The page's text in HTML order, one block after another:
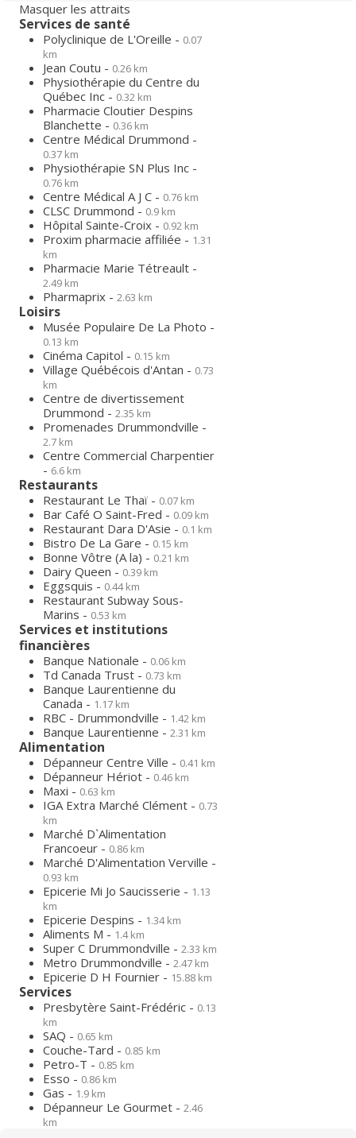
Masquer les attraits
Services de santé
Polyclinique de L'Oreille - 0.07
km
Jean Coutu - 0.26 km
Physiothérapie du Centre du
Québec Inc - 0.32 km
Pharmacie Cloutier Despins
Blanchette - 0.36 km
Centre Médical Drummond -
0.37 km
Physiothérapie SN Plus Inc -
0.76 km
Centre Médical A J C - 0.76 km
CLSC Drummond - 0.9 km
Hôpital Sainte-Croix - 0.92 km
Proxim pharmacie affiliée - 1.31
km
Pharmacie Marie Tétreault -
2.49 km
Pharmaprix - 2.63 km
Loisirs
Musée Populaire De La Photo -
0.13 km
Cinéma Capitol - 0.15 km
Village Québécois d'Antan - 0.73
km
Centre de divertissement
Drummond - 2.35 km
Promenades Drummondville -
2.7 km
Centre Commercial Charpentier
- 6.6 km
Restaurants
Restaurant Le Thaï - 0.07 km
Bar Café O Saint-Fred - 0.09 km
Restaurant Dara D'Asie - 0.1 km
Bistro De La Gare - 0.15 km
Bonne Vôtre (A la) - 0.21 km
Dairy Queen - 0.39 km
Eggsquis - 0.44 km
Restaurant Subway Sous-
Marins - 0.53 km
Services et institutions
financières
Banque Nationale - 0.06 km
Td Canada Trust - 0.73 km
Banque Laurentienne du
Canada - 1.17 km
RBC - Drummondville - 1.42 km
Banque Laurentienne - 2.31 km
Alimentation
Dépanneur Centre Ville - 0.41 km
Dépanneur Hériot - 0.46 km
Maxi - 0.63 km
IGA Extra Marché Clément - 0.73
km
Marché D`Alimentation
Francoeur - 0.86 km
Marché D'Alimentation Verville -
0.93 km
Epicerie Mi Jo Saucisserie - 1.13
km
Epicerie Despins - 1.34 km
Aliments M - 1.4 km
Super C Drummondville - 2.33 km
Metro Drummondville - 2.47 km
Epicerie D H Fournier - 15.88 km
Services
Presbytère Saint-Frédéric - 0.13
km
SAQ - 0.65 km
Couche-Tard - 0.85 km
Petro-T - 0.85 km
Esso - 0.86 km
Gas - 1.9 km
Dépanneur Le Gourmet - 2.46
km